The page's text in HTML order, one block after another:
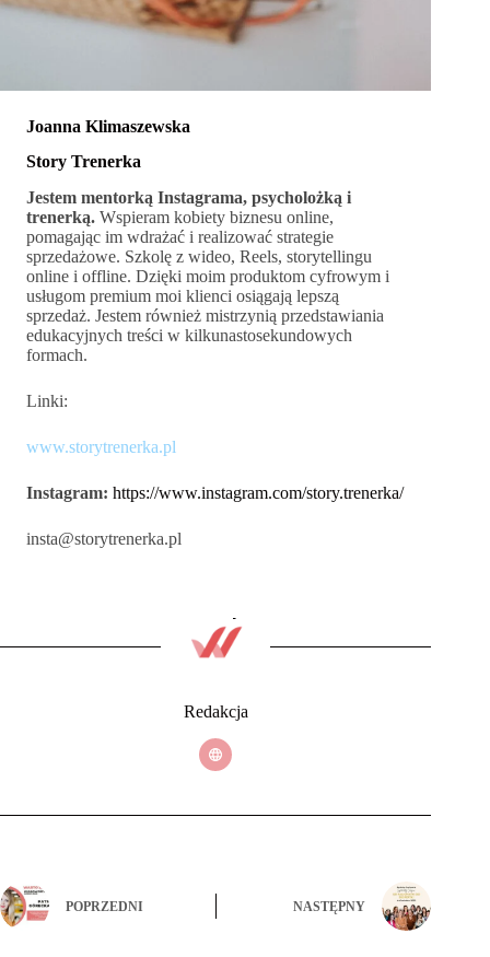
Joanna Klimaszewska
Story Trenerka
Jestem mentorką Instagrama, psycholożką i
trenerką. Wspieram kobiety biznesu online,
pomagając im wdrażać i realizować strategie
sprzedażowe. Szkolę z wideo, Reels, storytellingu
online i offline. Dzięki moim produktom cyfrowym i
usługom premium moi klienci osiągają lepszą
sprzedaż. Jestem również mistrzynią przedstawiania
edukacyjnych treści w kilkunastosekundowych
formach.
Linki:
www.storytrenerka.pl
Instagram: https://www.instagram.com/story.trenerka/
insta@storytrenerka.pl
Redakcja
POPRZEDNI NASTĘPNY